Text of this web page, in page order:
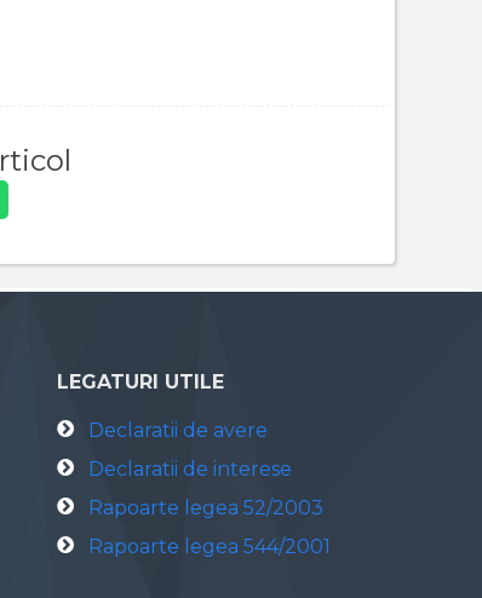
LEGATURI UTILE
Declaratii de avere
Declaratii de interese
Rapoarte legea 52/2003
Rapoarte legea 544/2001